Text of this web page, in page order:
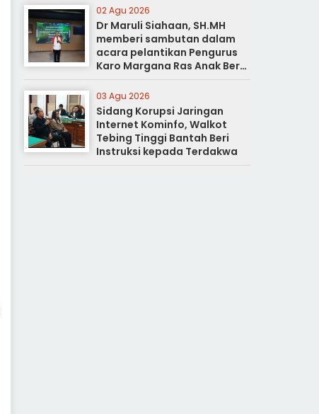
02 Agu 2026
Dr Maruli Siahaan, SH.MH
memberi sambutan dalam
acara pelantikan Pengurus
Karo Margana Ras Anak Beru
Anak Beru Menteri Periode
Kota Medan
03 Agu 2026
Sidang Korupsi Jaringan
Internet Kominfo, Walkot
Tebing Tinggi Bantah Beri
Instruksi kepada Terdakwa